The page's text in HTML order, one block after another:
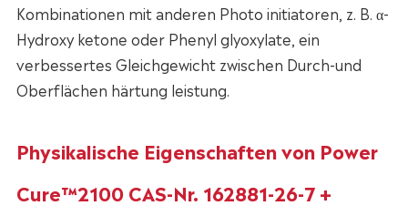
Kombinationen mit anderen Photo initiatoren, z. B. α-
Hydroxy ketone oder Phenyl glyoxylate, ein
verbessertes Gleichgewicht zwischen Durch-und
Oberflächen härtung leistung.
Physikalische Eigenschaften von Power
Cure™2100 CAS-Nr. 162881-26-7 +